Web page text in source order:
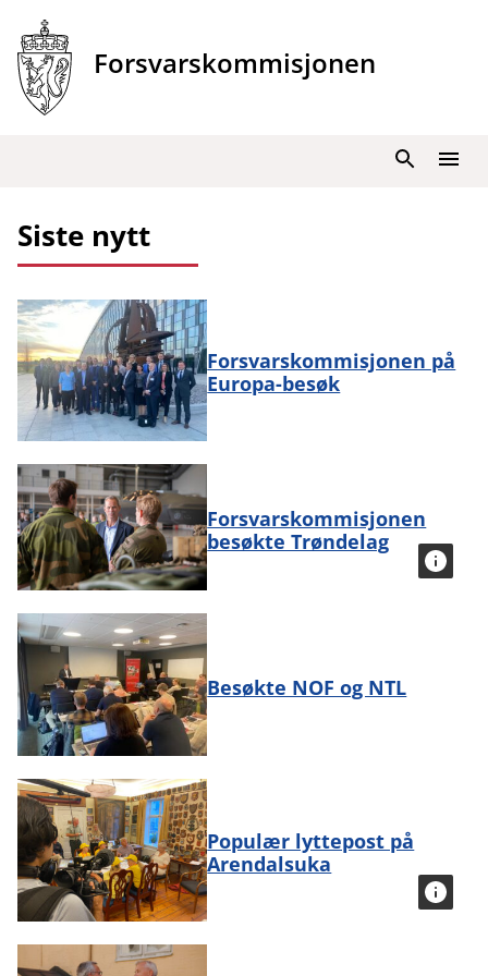
innhold
Forsvarskommisjonen
Meny
Søk
Siste nytt
Forsvarskommisjonen på
Europa-besøk
Forsvarskommisjonen
besøkte Trøndelag
Besøkte NOF og NTL
Populær lyttepost på
Arendalsuka